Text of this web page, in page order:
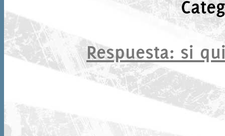
Respuesta: si